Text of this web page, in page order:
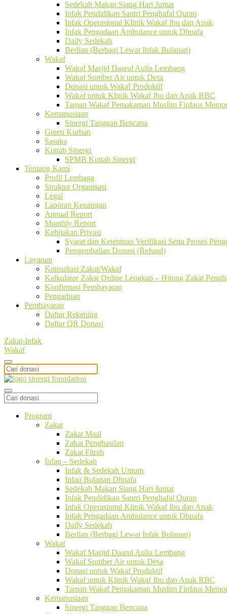
Sedekah Makan Siang Hari Jumat
Infak Pendidikan Santri Penghafal Quran
Infak Operasional Klinik Wakaf Ibu dan Anak
Infak Pengadaan Ambulance untuk Dhuafa
Daily Sedekah
Berlian (Berbagi Lewat Infak Bulanan)
Wakaf
Wakaf Masjid Daarul Aulia Lembang
Wakaf Sumber Air untuk Desa
Donasi untuk Wakaf Produktif
Wakaf untuk Klinik Wakaf Ibu dan Anak RBC
Taman Wakaf Pemakaman Muslim Firdaus
Kemanusiaan
Sinergi Tanggap Bencana
Green Kurban
Sasaka
Kuttab Sinergi
SPMB Kuttab Sinergi
Tentang Kami
Profil Lembaga
Struktur Organisasi
Legal
Laporan Keuangan
Annual Report
Monthly Report
Kebijakan Privasi
Syarat dan Ketentuan Verifikasi Serta Proses
Pengembalian Donasi (Refund)
Layanan
Konsultasi Zakat/Wakaf
Kalkulator Zakat Online Lengkap – Hitung Zakat
Konfirmasi Pembayaran
Pengaduan
Pembayaran
Daftar Rekening
Daftar QR Donasi
Zakat-Infak
Wakaf
Program
Zakat
Zakat Maal
Zakat Penghasilan
Zakat Fitrah
Infaq – Sedekah
Infak & Sedekah Umum
Infaq Bulanan Dhuafa
Sedekah Makan Siang Hari Jumat
Infak Pendidikan Santri Penghafal Quran
Infak Operasional Klinik Wakaf Ibu dan Anak
Infak Pengadaan Ambulance untuk Dhuafa
Daily Sedekah
Berlian (Berbagi Lewat Infak Bulanan)
Wakaf
Wakaf Masjid Daarul Aulia Lembang
Wakaf Sumber Air untuk Desa
Donasi untuk Wakaf Produktif
Wakaf untuk Klinik Wakaf Ibu dan Anak RBC
Taman Wakaf Pemakaman Muslim Firdaus
Kemanusiaan
Sinergi Tanggap Bencana